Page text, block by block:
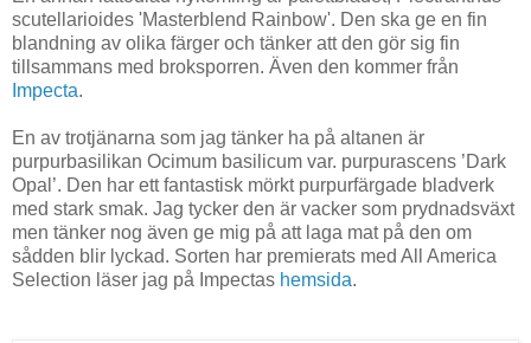
scutellarioides 'Masterblend Rainbow'. Den ska ge en fin
blandning av olika färger och tänker att den gör sig fin
tillsammans med broksporren. Även den kommer från
Impecta.
En av trotjänarna som jag tänker ha på altanen är
purpurbasilikan Ocimum basilicum var. purpurascens ’Dark
Opal’. Den har ett fantastisk mörkt purpurfärgade bladverk
med stark smak. Jag tycker den är vacker som prydnadsväxt
men tänker nog även ge mig på att laga mat på den om
sådden blir lyckad. Sorten har premierats med All America
Selection läser jag på Impectas hemsida.